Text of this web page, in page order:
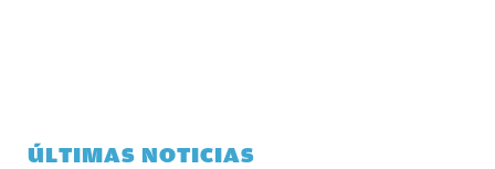
ÚLTIMAS NOTICIAS